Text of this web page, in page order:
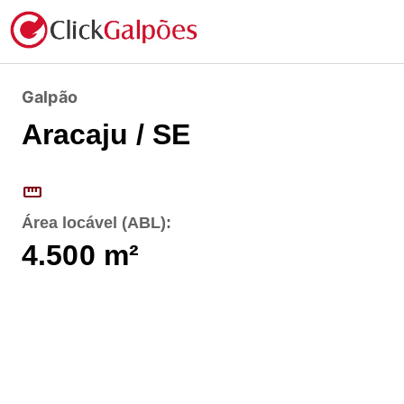
Galpão
Aracaju / SE
straighten
Área locável (ABL):
4.500 m²